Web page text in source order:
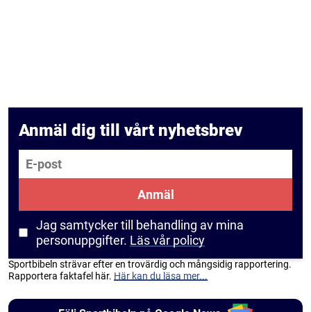
Anmäl dig till vårt nyhetsbrev
E-post
Anmäl
Jag samtycker till behandling av mina
personuppgifter. Läs vår policy
Sportbibeln strävar efter en trovärdig och mångsidig rapportering.
Rapportera faktafel här. Här kan du läsa mer...